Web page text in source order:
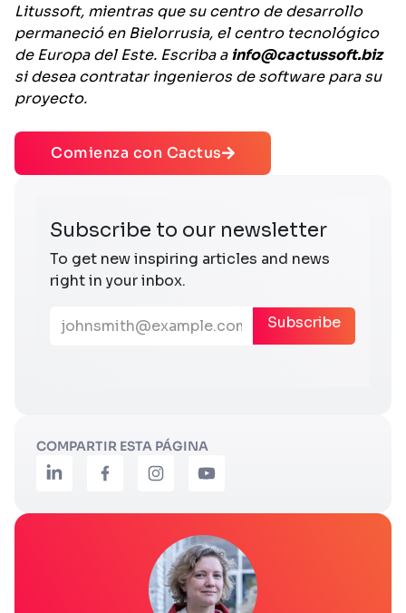
Litussoft, mientras que su centro de desarrollo
permaneció en Bielorrusia, el centro tecnológico
de Europa del Este. Escriba ainfo@cactussoft.biz
si desea contratar ingenieros de software para su
proyecto.
Comienza con Cactus
COMPARTIR ESTA PÁGINA